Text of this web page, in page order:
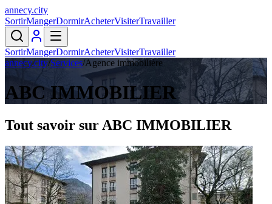
annecy.city
SortirMangerDormirAcheterVisiterTravailler
SortirMangerDormirAcheterVisiterTravailler
annecy.city/Services/Agence immobilière
ABC IMMOBILIER
Tout savoir sur ABC IMMOBILIER